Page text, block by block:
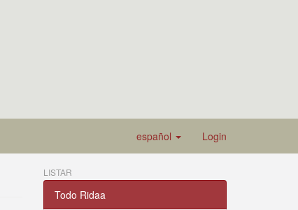
español Login
LISTAR
Todo Ridaa